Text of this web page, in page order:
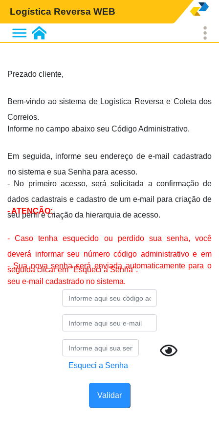
Logística Reversa WEB
Prezado cliente,
Bem-vindo ao sistema de Logistica Reversa e Coleta dos
Correios.
Informe no campo abaixo seu Código Administrativo.
Em seguida, informe seu endereço de e-mail cadastrado
no sistema e sua Senha para acesso.
- No primeiro acesso, será solicitada a confirmação de
dados cadastrais e cadastro de um e-mail para criação de
seu perfil e criação da hierarquia de acesso.
- ATENÇÃO:
- Caso tenha esquecido ou perdido sua senha, você
deverá informar seu número código administrativo e em
seguida clicar em "Esqueci a Senha".
- Sua nova senha será enviada automaticamente para o
seu e-mail cadastrado no sistema.
Esqueci a Senha
Validar